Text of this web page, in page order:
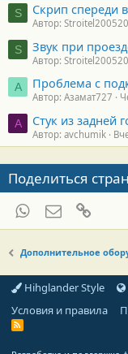
S Скрип спереди
Автор:
S Звук при
Автор:
А Проблема с
Автор: Азамат727
A Стук из задней
Автор: avchumik
Поделиться
WhatsApp
Дополнительное
Hihglander Style
Условия и правила
R